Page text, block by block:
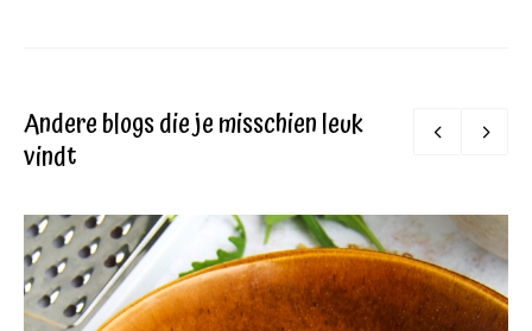
Andere blogs die je misschien leuk
vindt